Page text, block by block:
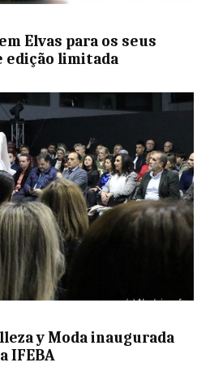
Elvas para os seus
edição limitada
y Moda inaugurada
IFEBA